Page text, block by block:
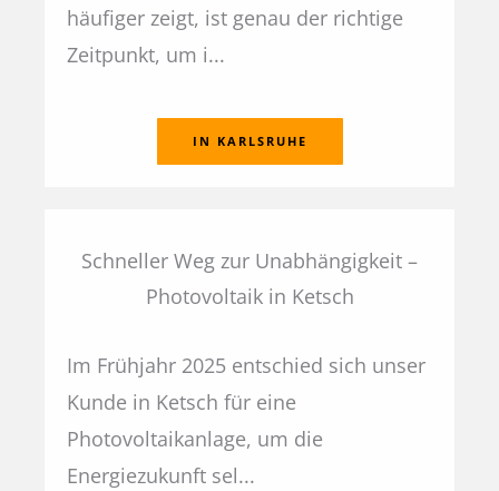
häufiger zeigt, ist genau der richtige
Zeitpunkt, um i...
IN KARLSRUHE
Schneller Weg zur Unabhängigkeit –
Photovoltaik in Ketsch
Im Frühjahr 2025 entschied sich unser
Kunde in Ketsch für eine
Photovoltaikanlage, um die
Energiezukunft sel...